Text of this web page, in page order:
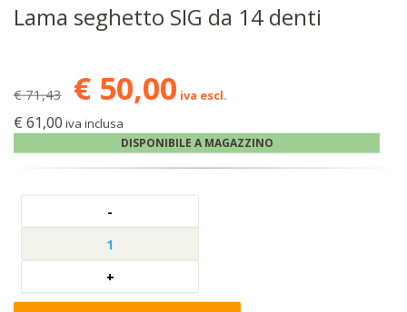
Lama seghetto SIG da 14 denti
€ 71,43 € 50,00 iva escl.
€ 61,00 iva inclusa
DISPONIBILE A MAGAZZINO